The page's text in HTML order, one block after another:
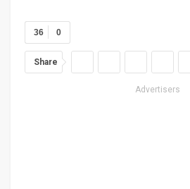
0
36
Share
Advertisers